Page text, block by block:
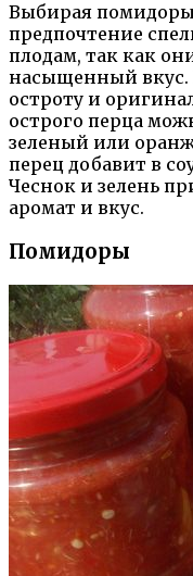
Выбирая
предпочтение
плодам, так как
насыщенный вкус.
остроту и
острого перца
зеленый или
перец добавит в
Чеснок и зелень
аромат и вкус.
Помидоры